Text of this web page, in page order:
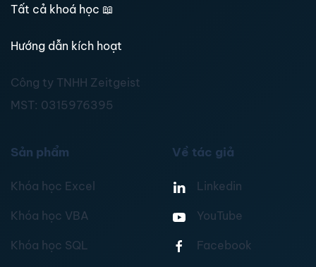
Tất cả khoá học 📖
Hướng dẫn kích hoạt
Công ty TNHH Zeitgeist
MST: 0315976395
Sản phẩm
Khóa học Excel
Khóa học VBA
Khóa học SQL
Về tác giả
Linkedin
YouTube
Facebook